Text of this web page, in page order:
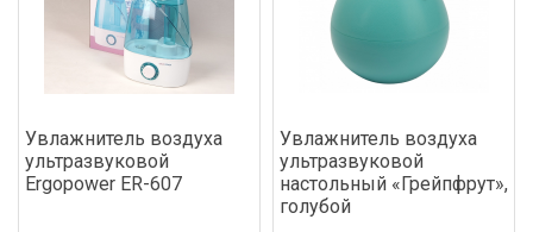
Увлажнитель воздуха
ультразвуковой
Ergopower ER-607
Увлажнитель воздуха
ультразвуковой
настольный «Грейпфрут»,
голубой